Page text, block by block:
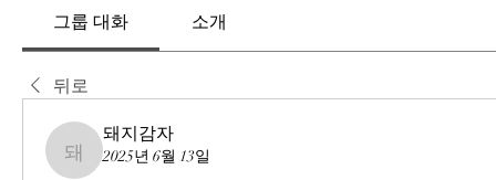
그룹 대화 소개
뒤로
돼지감자
돼지감자
2025년 6월 13일